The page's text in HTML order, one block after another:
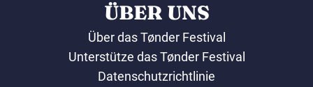
ÜBER UNS
Über das Tønder Festival
Unterstütze das Tønder Festival
Datenschutzrichtlinie